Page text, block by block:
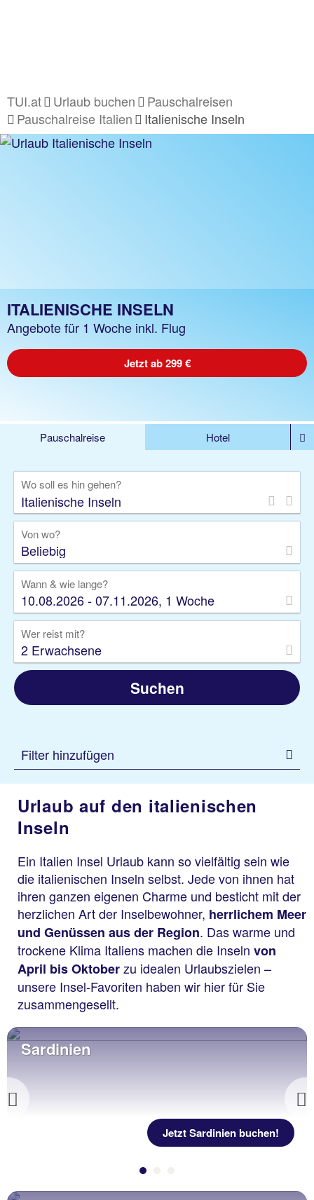
TUI.at Urlaub buchen
Pauschalreisen
Pauschalreise Italien
Italienische Inseln
ITALIENISCHE INSELN
Angebote für 1 Woche inkl. Flug
Jetzt ab 299 €
Pauschalreise
Hotel
Rundreise
Kreuzfahrt
Gruppenreise
Camper Privattransfer
Wo soll es hin gehen?
Von wo?
Beliebig
Wann & wie lange?
10.08.2026 - 07.11.2026, 1 Woche
Wer reist mit?
2 Erwachsene
Suchen
Filter hinzufügen
Urlaub auf den italienischen
Inseln
Ein Italien Insel Urlaub kann so vielfältig sein wie
die italienischen Inseln selbst. Jede von ihnen hat
ihren ganzen eigenen Charme und besticht mit der
herzlichen Art der Inselbewohner, herrlichem Meer
und Genüssen aus der Region. Das warme und
trockene Klima Italiens machen die Inseln von
April bis Oktoberzu idealen Urlaubszielen –
unsere Insel-Favoriten haben wir hier für Sie
zusammengesellt.
Previous
Sardinien
Jetzt Sardinien buchen!